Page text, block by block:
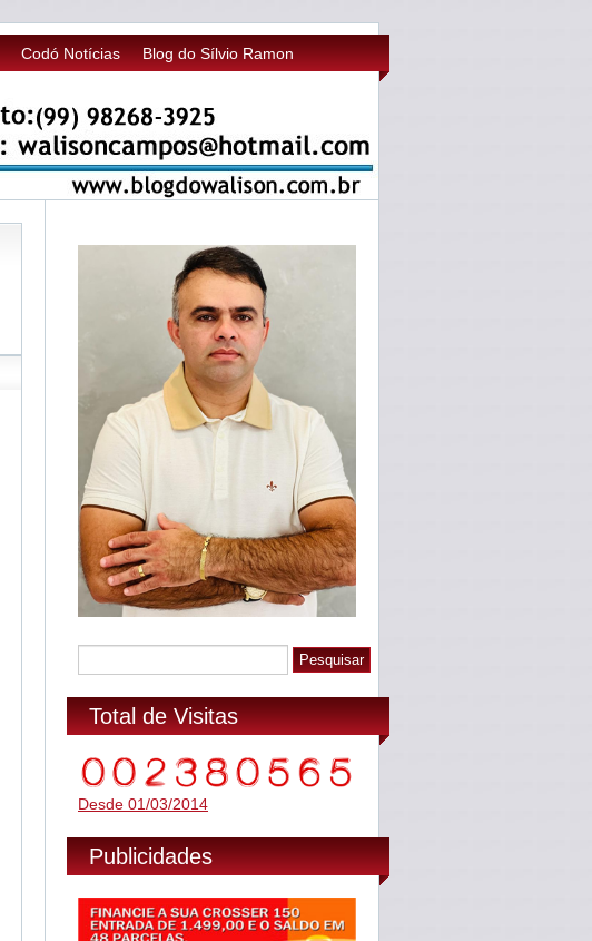
Codó Notícias Blog do Sílvio Ramon
Total de Visitas
Desde 01/03/2014
Publicidades